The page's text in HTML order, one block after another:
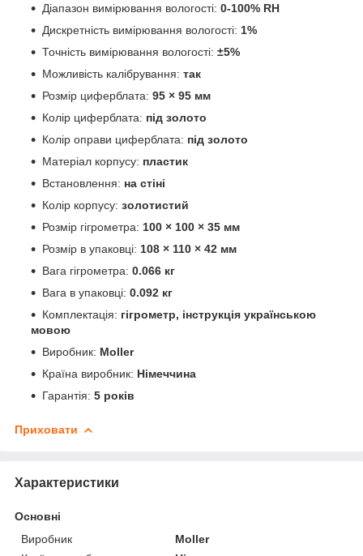
Діапазон вимірювання вологості: 0-100% RH
Дискретність вимірювання вологості: 1%
Точність вимірювання вологості: ±5%
Можливість калібрування: так
Розмір циферблата: 95 × 95 мм
Колір циферблата: під золото
Колір оправи циферблата: під золото
Матеріал корпусу: пластик
Встановлення: на стіні
Колір корпусу: золотистий
Розмір гігрометра: 100 × 100 × 35 мм
Розмір в упаковці: 108 × 110 × 42 мм
Вага гігрометра: 0.066 кг
Вага в упаковці: 0.092 кг
Комплектація: гігрометр, інструкція українською
мовою
Виробник: Moller
Країна виробник: Німеччина
Гарантія: 5 років
Приховати
Характеристики
Основні
Виробник
Moller